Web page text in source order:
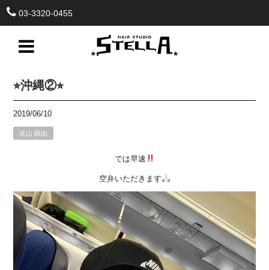
03-3320-0455
⭐︎沖縄②⭐︎
2019/06/10
佐山 鎮由
では早速
空弁いただきます